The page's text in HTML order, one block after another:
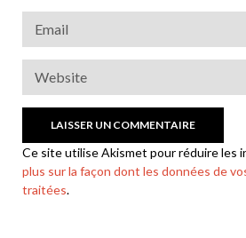
Ce site utilise Akismet pour réduire les
plus sur la façon dont les données de
traitées.